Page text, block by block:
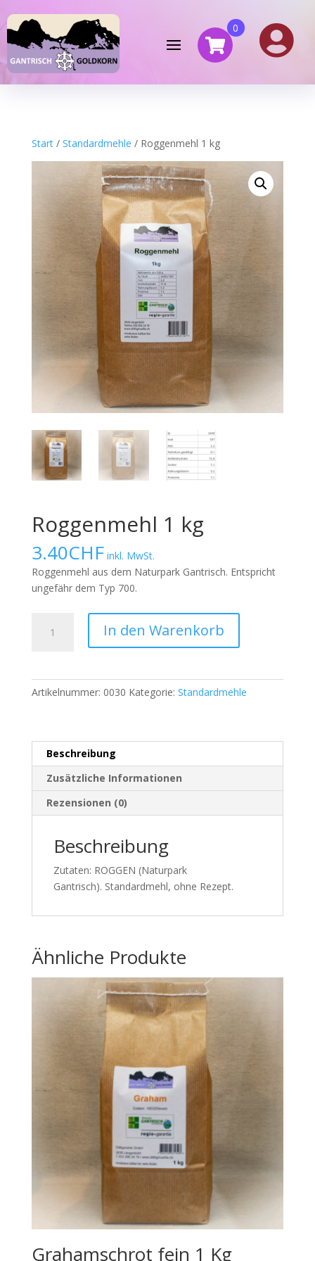
0 
Start/ Standardmehle / Roggenmehl 1 kg
Roggenmehl 1 kg
3.40CHF inkl. MwSt.
Roggenmehl aus dem Naturpark Gantrisch. Entspricht
ungefähr dem Typ 700.
In den Warenkorb
Artikelnummer: 0030 Kategorie: Standardmehle
Beschreibung
Zusätzliche Informationen
Rezensionen (0)
Beschreibung
Zutaten: ROGGEN (Naturpark
Gantrisch). Standardmehl, ohne Rezept.
Ähnliche Produkte
Grahamschrot fein 1 Kg